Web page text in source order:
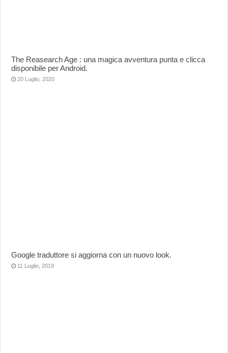
The Reasearch Age : una magica avventura punta e clicca
disponibile per Android.
20 Luglio, 2020
Google traduttore si aggiorna con un nuovo look.
11 Luglio, 2019